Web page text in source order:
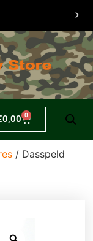
0,00 0
/ Dasspeld